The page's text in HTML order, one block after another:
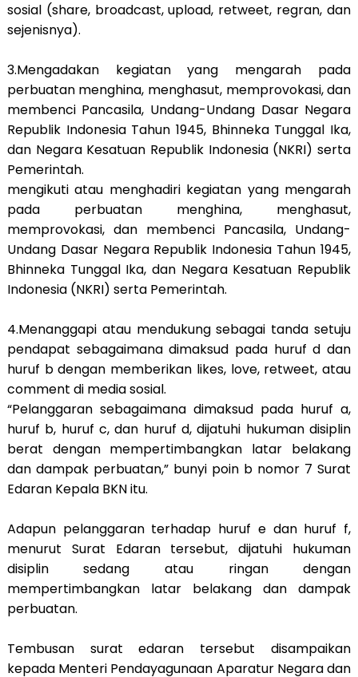
sosial (share, broadcast, upload, retweet, regran, dan
sejenisnya).
3.Mengadakan kegiatan yang mengarah pada
perbuatan menghina, menghasut, memprovokasi, dan
membenci Pancasila, Undang-Undang Dasar Negara
Republik Indonesia Tahun 1945, Bhinneka Tunggal Ika,
dan Negara Kesatuan Republik Indonesia (NKRI) serta
Pemerintah.
mengikuti atau menghadiri kegiatan yang mengarah
pada perbuatan menghina, menghasut,
memprovokasi, dan membenci Pancasila, Undang-
Undang Dasar Negara Republik Indonesia Tahun 1945,
Bhinneka Tunggal Ika, dan Negara Kesatuan Republik
Indonesia (NKRI) serta Pemerintah.
4.Menanggapi atau mendukung sebagai tanda setuju
pendapat sebagaimana dimaksud pada huruf d dan
huruf b dengan memberikan likes, love, retweet, atau
comment di media sosial.
“Pelanggaran sebagaimana dimaksud pada huruf a,
huruf b, huruf c, dan huruf d, dijatuhi hukuman disiplin
berat dengan mempertimbangkan latar belakang
dan dampak perbuatan,” bunyi poin b nomor 7 Surat
Edaran Kepala BKN itu.
Adapun pelanggaran terhadap huruf e dan huruf f,
menurut Surat Edaran tersebut, dijatuhi hukuman
disiplin sedang atau ringan dengan
mempertimbangkan latar belakang dan dampak
perbuatan.
Tembusan surat edaran tersebut disampaikan
kepada Menteri Pendayagunaan Aparatur Negara dan